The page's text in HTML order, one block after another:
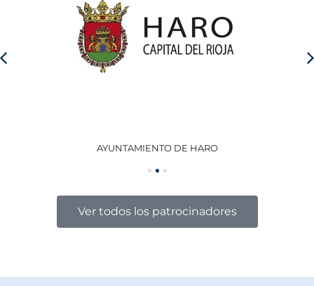
AYUNTAMIENTO DE HARO
Ver todos los patrocinadores